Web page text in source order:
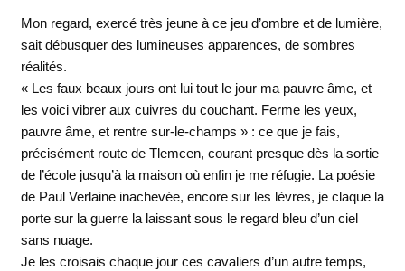
Mon regard, exercé très jeune à ce jeu d’ombre et de lumière,
sait débusquer des lumineuses apparences, de sombres
réalités.
« Les faux beaux jours ont lui tout le jour ma pauvre âme, et
les voici vibrer aux cuivres du couchant. Ferme les yeux,
pauvre âme, et rentre sur-le-champs » : ce que je fais,
précisément route de Tlemcen, courant presque dès la sortie
de l’école jusqu’à la maison où enfin je me réfugie. La poésie
de Paul Verlaine inachevée, encore sur les lèvres, je claque la
porte sur la guerre la laissant sous le regard bleu d’un ciel
sans nuage.
Je les croisais chaque jour ces cavaliers d’un autre temps,